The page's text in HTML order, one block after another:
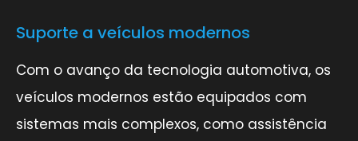
Suporte a veículos modernos
Com o avanço da tecnologia automotiva, os
veículos modernos estão equipados com
sistemas mais complexos, como assistência